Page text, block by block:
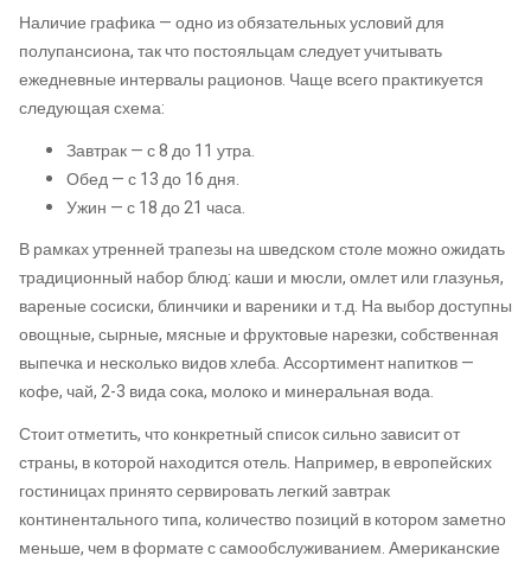
Наличие графика — одно из обязательных условий для
полупансиона, так что постояльцам следует учитывать
ежедневные интервалы рационов. Чаще всего практикуется
следующая схема:
Завтрак — с 8 до 11 утра.
Обед — с 13 до 16 дня.
Ужин — с 18 до 21 часа.
В рамках утренней трапезы на шведском столе можно ожидать
традиционный набор блюд: каши и мюсли, омлет или глазунья,
вареные сосиски, блинчики и вареники и т.д. На выбор доступны
овощные, сырные, мясные и фруктовые нарезки, собственная
выпечка и несколько видов хлеба. Ассортимент напитков —
кофе, чай, 2-3 вида сока, молоко и минеральная вода.
Стоит отметить, что конкретный список сильно зависит от
страны, в которой находится отель. Например, в европейских
гостиницах принято сервировать легкий завтрак
континентального типа, количество позиций в котором заметно
меньше, чем в формате с самообслуживанием. Американские